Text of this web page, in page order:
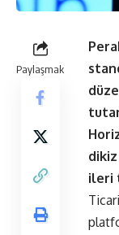
Paylaşmak
ileri